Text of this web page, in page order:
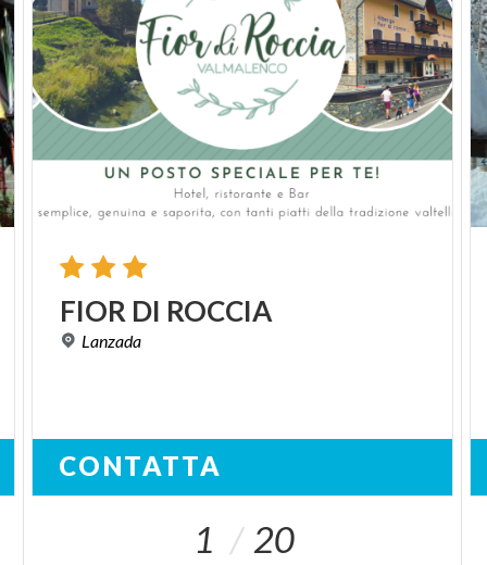
FIOR DI ROCCIA
Lanzada
CONTATTA
1 20